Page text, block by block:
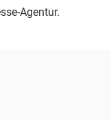
Agentur.